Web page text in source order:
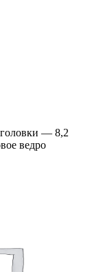
— 8,2
ведро